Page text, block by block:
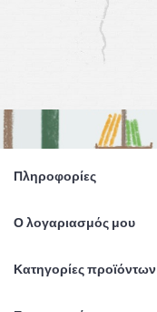
Πληροφορίες
Ο λογαριασμός μου
Κατηγορίες προϊόντων